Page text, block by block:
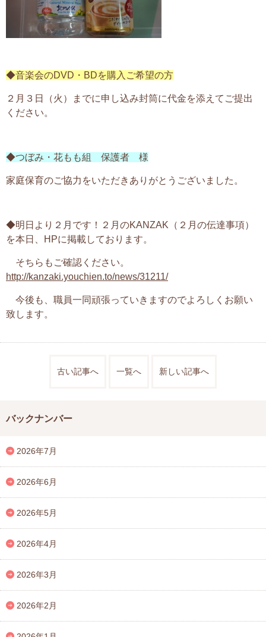
◆音楽会のDVD・BDを購入ご希望の方
２月３日（火）までに申し込み封筒に代金を添えてご提出
ください。
◆つぼみ・花もも組 保護者 様
家庭保育のご協力をいただきありがとうございました。
◆明日より２月です！
２月のKANZAK（２月の伝達事項）
を本日、HPに掲載しております。
そちらもご確認ください。
http://kanzaki.youchien.to/news/31211/
今後も、職員一同頑張っていきますのでよろしくお願い
致します。
古い記事へ 一覧へ 新しい記事へ
バックナンバー
2026年7月
2026年6月
2026年5月
2026年4月
2026年3月
2026年2月